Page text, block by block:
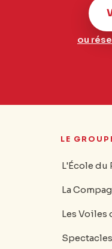
ou
LE
L'École du
La
Les Voiles